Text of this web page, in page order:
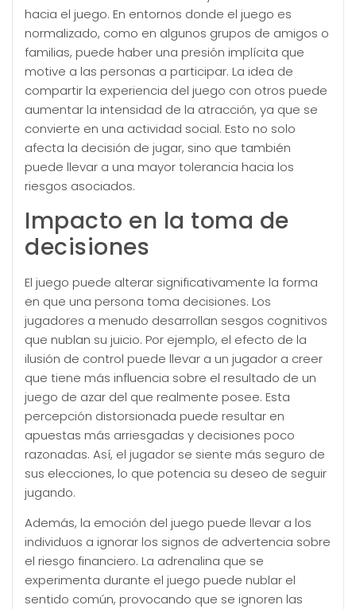
hacia el juego. En entornos donde el juego es
normalizado, como en algunos grupos de amigos o
familias, puede haber una presión implícita que
motive a las personas a participar. La idea de
compartir la experiencia del juego con otros puede
aumentar la intensidad de la atracción, ya que se
convierte en una actividad social. Esto no solo
afecta la decisión de jugar, sino que también
puede llevar a una mayor tolerancia hacia los
riesgos asociados.
Impacto en la toma de
decisiones
El juego puede alterar significativamente la forma
en que una persona toma decisiones. Los
jugadores a menudo desarrollan sesgos cognitivos
que nublan su juicio. Por ejemplo, el efecto de la
ilusión de control puede llevar a un jugador a creer
que tiene más influencia sobre el resultado de un
juego de azar del que realmente posee. Esta
percepción distorsionada puede resultar en
apuestas más arriesgadas y decisiones poco
razonadas. Así, el jugador se siente más seguro de
sus elecciones, lo que potencia su deseo de seguir
jugando.
Además, la emoción del juego puede llevar a los
individuos a ignorar los signos de advertencia sobre
el riesgo financiero. La adrenalina que se
experimenta durante el juego puede nublar el
sentido común, provocando que se ignoren las